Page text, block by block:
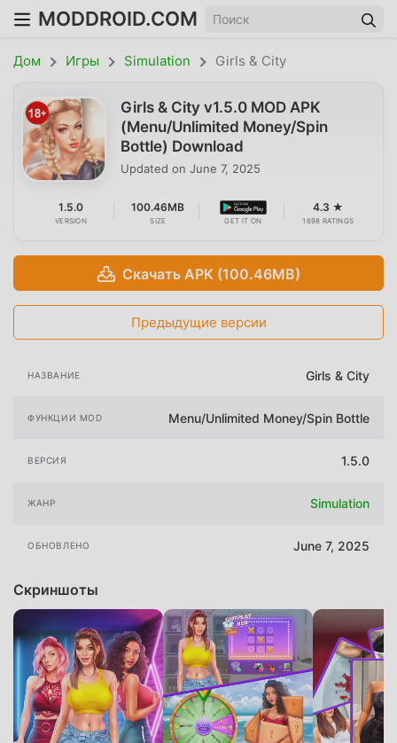
MODDROID.COM
Дом Игры Simulation Girls & City
Girls & City v1.5.0 MOD APK
(Menu/Unlimited Money/Spin
Bottle) Download
Updated on June 7, 2025
1.5.0
VERSION
100.46MB
SIZE GET IT ON
4.3 ★
1698 RATINGS
Скачать APK (100.46MB)
Предыдущие версии
НАЗВАНИЕ Girls & City
ФУНКЦИИ MOD Menu/Unlimited Money/Spin Bottle
ВЕРСИЯ 1.5.0
ЖАНР Simulation
ОБНОВЛЕНО June 7, 2025
Скриншоты